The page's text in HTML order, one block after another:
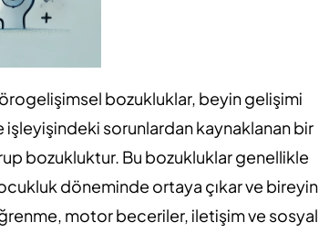
bozukluklar, beyin gelişimi
işleyişindeki sorunlardan kaynaklanan bir
bozukluktur. Bu bozukluklar genellikle
döneminde ortaya çıkar ve bireyin
motor beceriler, iletişim ve sosyal